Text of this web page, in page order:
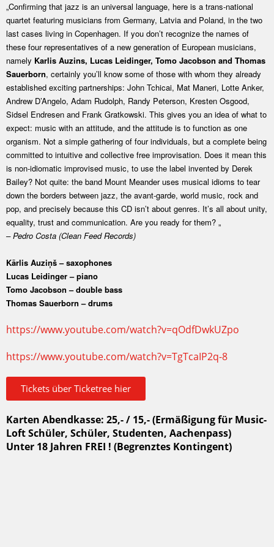
„Confirming that jazz is an universal language, here is a trans-national
quartet featuring musicians from Germany, Latvia and Poland, in the two
last cases living in Copenhagen. If you don’t recognize the names of
these four representatives of a new generation of European musicians,
namely Karlis Auzins, Lucas Leidinger, Tomo Jacobson and Thomas
Sauerborn, certainly you’ll know some of those with whom they already
established exciting partnerships: John Tchicai, Mat Maneri, Lotte Anker,
Andrew D’Angelo, Adam Rudolph, Randy Peterson, Kresten Osgood,
Sidsel Endresen and Frank Gratkowski. This gives you an idea of what to
expect: music with an attitude, and the attitude is to function as one
organism. Not a simple gathering of four individuals, but a complete being
committed to intuitive and collective free improvisation. Does it mean this
is non-idiomatic improvised music, to use the label invented by Derek
Bailey? Not quite: the band Mount Meander uses musical idioms to tear
down the borders between jazz, the avant-garde, world music, rock and
pop, and precisely because this CD isn’t about genres. It’s all about unity,
equality, trust and communication. Are you ready for them? „
– Pedro Costa (Clean Feed Records)
Kārlis Auziņš – saxophones
Lucas Leidinger – piano
Tomo Jacobson – double bass
Thomas Sauerborn – drums
https://www.youtube.com/watch?v=qOdfDwkUZpo
https://www.youtube.com/watch?v=TgTcaIP2q-8
Tickets über Ticketree hier
Karten Abendkasse: 25,- / 15,- (Ermäßigung für Music-
Loft Schüler, Schüler, Studenten, Aachenpass)
Unter 18 Jahren FREI ! (Begrenztes Kontingent)